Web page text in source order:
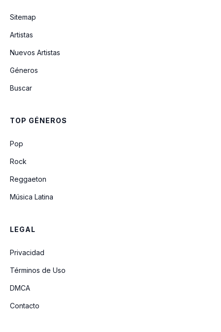
Sitemap
Artistas
Nuevos Artistas
Géneros
Buscar
TOP GÉNEROS
Pop
Rock
Reggaeton
Música Latina
LEGAL
Privacidad
Términos de Uso
DMCA
Contacto